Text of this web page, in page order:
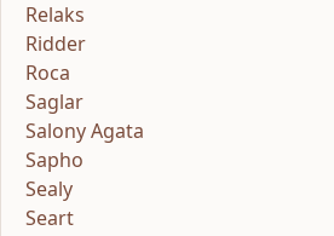
Relaks
Ridder
Roca
Saglar
Salony Agata
Sapho
Sealy
Seart